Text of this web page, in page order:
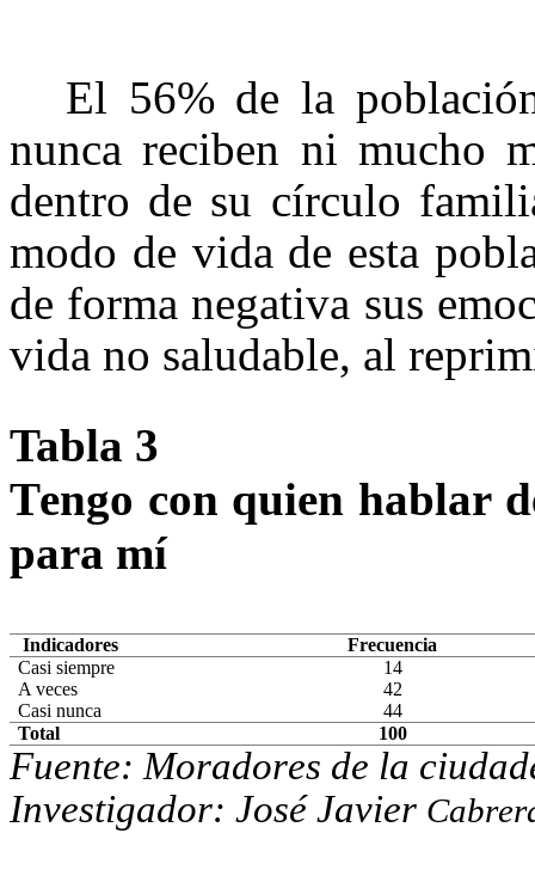
El 56% de la
nunca reciben ni mucho
dentro de su círculo
modo de vida de esta
de forma negativa sus
vida no saludable, al
Tabla 3
Tengo con quien hablar d
para mí
Indicadores
Frecuencia
Casi siempre
14
A veces
42
Casi nunca
44
Total
100
Fuente: Moradores de la c
Investigador: José Javier Cabrer